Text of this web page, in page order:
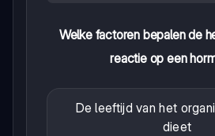
Welke factoren bepalen de
reactie op een
De leeftijd van het
dieet